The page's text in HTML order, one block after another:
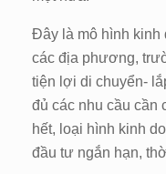
Đây là mô hình kinh
các địa phương,
tiện lợi di chuyển-
đủ các nhu cầu cần
hết, loại hình kinh
đầu tư ngắn hạn,